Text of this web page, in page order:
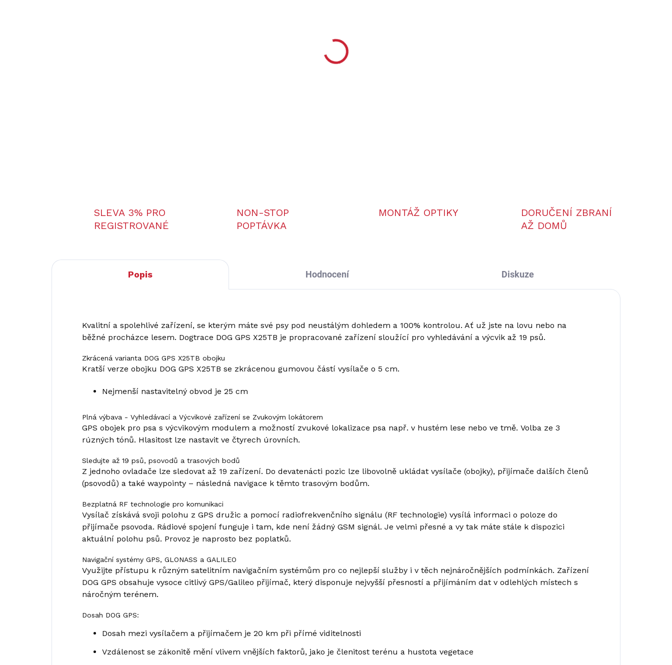
Zkrácená verze vysílače (obojku) vhodná pro menší psy. Profesionální
SLEVA 3% PRO
REGISTROVANÉ
NON-STOP
POPTÁVKA
MONTÁŽ OPTIKY
DORUČENÍ ZBRANÍ
AŽ DOMŮ
Popis Hodnocení Diskuze
Kvalitní a spolehlivé zařízení, se kterým máte své psy pod neustálým dohledem a 100% kontrolou. Ať už jste na lovu nebo na
běžné procházce lesem. Dogtrace DOG GPS X25TB je propracované zařízení sloužící pro vyhledávání a výcvik až 19 psů.
Zkrácená varianta DOG GPS X25TB obojku
Kratší verze obojku DOG GPS X25TB se zkrácenou gumovou částí vysílače o 5 cm.
Nejmenší nastavitelný obvod je 25 cm
Plná výbava - Vyhledávací a Výcvikové zařízení se Zvukovým lokátorem
GPS obojek pro psa s výcvikovým modulem a možností zvukové lokalizace psa např. v hustém lese nebo ve tmě. Volba ze 3
rúzných tónů. Hlasitost lze nastavit ve čtyrech úrovních.
Sledujte až 19 psů, psovodů a trasových bodů
Z jednoho ovladače lze sledovat až 19 zařízení. Do devatenácti pozic lze libovolně ukládat vysílače (obojky), přijímače dalších členů
(psovodů) a také waypointy – následná navigace k těmto trasovým bodům.
Bezplatná RF technologie pro komunikaci
Vysílač získává svoji polohu z GPS družic a pomocí radiofrekvenčního signálu (RF technologie) vysílá informaci o poloze do
přijímače psovoda. Rádiové spojení funguje i tam, kde není žádný GSM signál. Je velmi přesné a vy tak máte stále k dispozici
aktuální polohu psů. Provoz je naprosto bez poplatků.
Navigační systémy GPS, GLONASS a GALILEO
Využijte přístupu k různým satelitním navigačním systémům pro co nejlepší služby i v těch nejnáročnějších podmínkách. Zařízení
DOG GPS obsahuje vysoce citlivý GPS/Galileo přijímač, který disponuje nejvyšší přesností a přijímáním dat v odlehlých místech s
náročným terénem.
Dosah DOG GPS:
Dosah mezi vysílačem a přijímačem je 20 km při přímé viditelnosti
Vzdálenost se zákonitě mění vlivem vnějších faktorů, jako je členitost terénu a hustota vegetace